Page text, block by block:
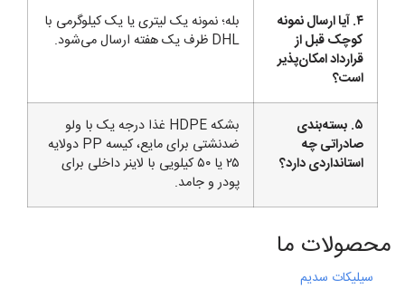
محصولات ما
سیلیکات سدیم
۴. آیا ارسال نمونه
کوچک قبل از
قرارداد امکان‌پذیر
است؟
بله؛ نمونه یک لیتری یا یک کیلوگرمی با
DHL ظرف یک هفته ارسال می‌شود.
۵. بسته‌بندی
صادراتی چه
استانداردی دارد؟
بشکه HDPE غذا درجه یک با ولو
ضدنشتی برای مایع، کیسه PP دولایه
۲۵ یا ۵۰ کیلویی با لاینر داخلی برای
پودر و جامد.